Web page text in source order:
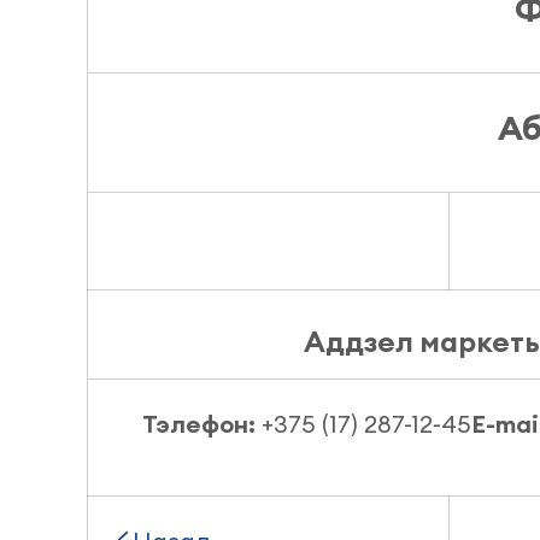
Аддзел
Тэлефон: +375 (17) 287-12-45E-